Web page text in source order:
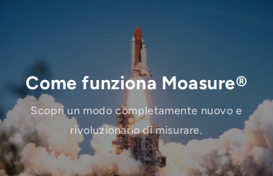
Come funziona Moasure®
Scopri un modo completamente nuovo e
rivoluzionario di misurare.